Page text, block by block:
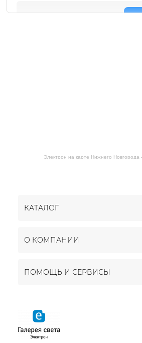
Электрон на карте Нижнего
КАТАЛОГ
О КОМПАНИИ
ПОМОЩЬ И СЕРВИСЫ